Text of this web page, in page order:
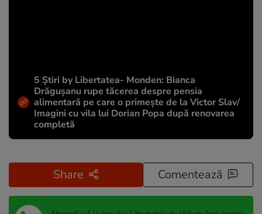
5 Știri by Libertatea- Monden: Bianca
Drăgușanu rupe tăcerea despre pensia
alimentară pe care o primește de la Victor Slav/
Imagini cu vila lui Dorian Popa după renovarea
completă
Share Comentează